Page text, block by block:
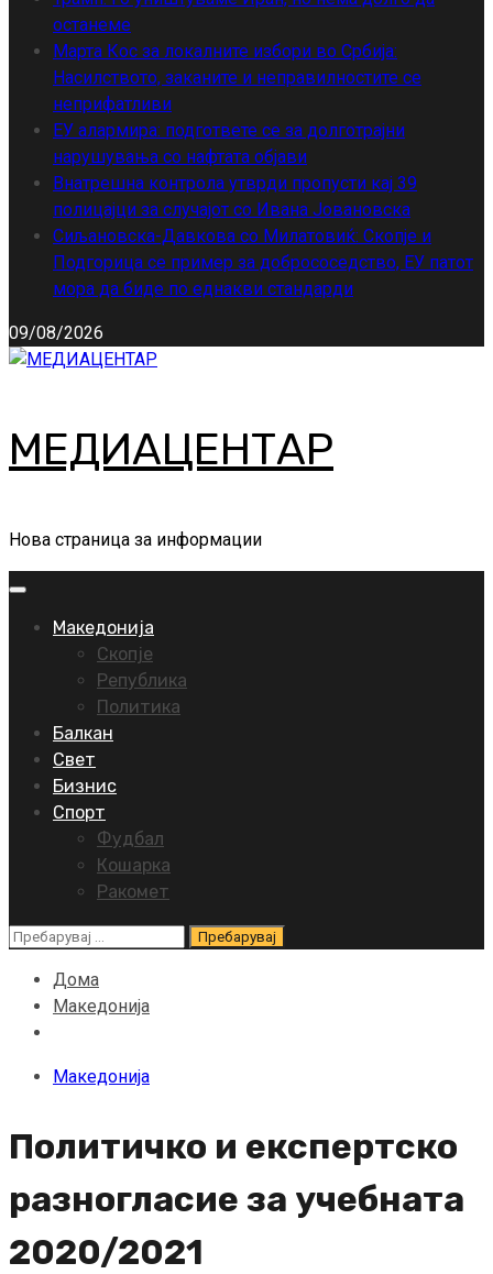
останеме
Марта Кос за локалните избори во Србија:
Насилството, заканите и неправилностите се
неприфатливи
ЕУ алармира: подгответе се за долготрајни
нарушувања со нафтата објави
Внатрешна контрола утврди пропусти кај 39
полицајци за случајот со Ивана Јовановска
Сиљановска-Давкова со Милатовиќ: Скопје и
Подгорица се пример за добрососедство, ЕУ патот
мора да биде по еднакви стандарди
09/08/2026
МЕДИАЦЕНТАР
Нова страница за информации
Primary
Македонија
Скопје
Република
Политика
Балкан
Свет
Бизнис
Спорт
Фудбал
Кошарка
Ракомет
Пребарувај
Дома
Македонија
Македонија
Политичко и експертско
разногласие за учебната
2020/2021